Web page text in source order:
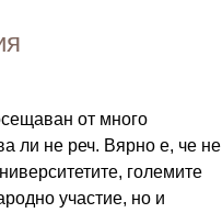
от много
ли не реч. Вярно е, че не
големите
участие, но и